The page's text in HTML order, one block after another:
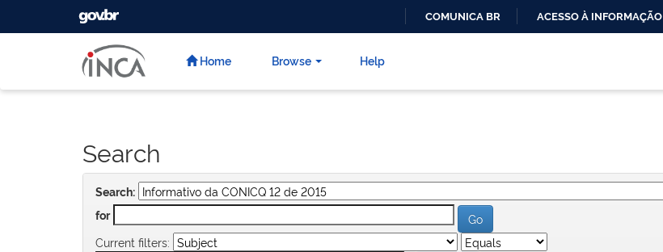
CONTEÚDO
GOVBR
COMUNICA BR ACESSO À INFORMAÇÃO
Home Browse Help
Search
Search:
for
Current filters: